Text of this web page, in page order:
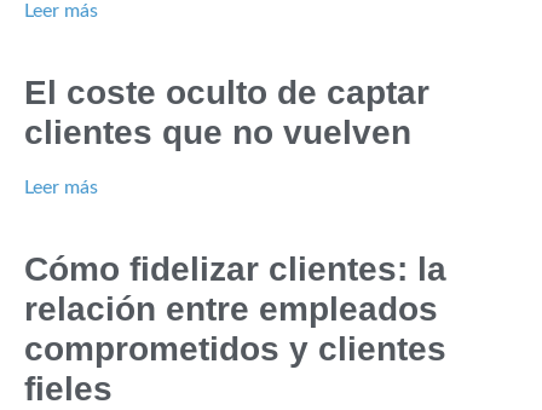
Leer más
El coste oculto de captar
clientes que no vuelven
Leer más
Cómo fidelizar clientes: la
relación entre empleados
comprometidos y clientes
fieles